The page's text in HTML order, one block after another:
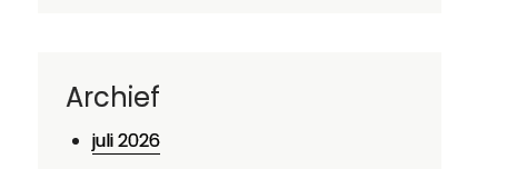
Archief
juli 2026